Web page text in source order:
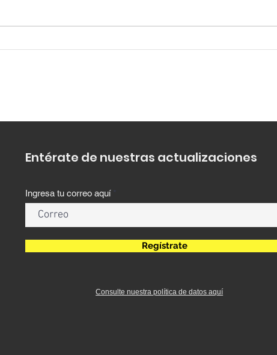
#IU35LATAM2023
Entérate de nuestras actualizaciones
Ingresa tu correo aquí
Regístrate
Consulte nuestra política de datos aquí